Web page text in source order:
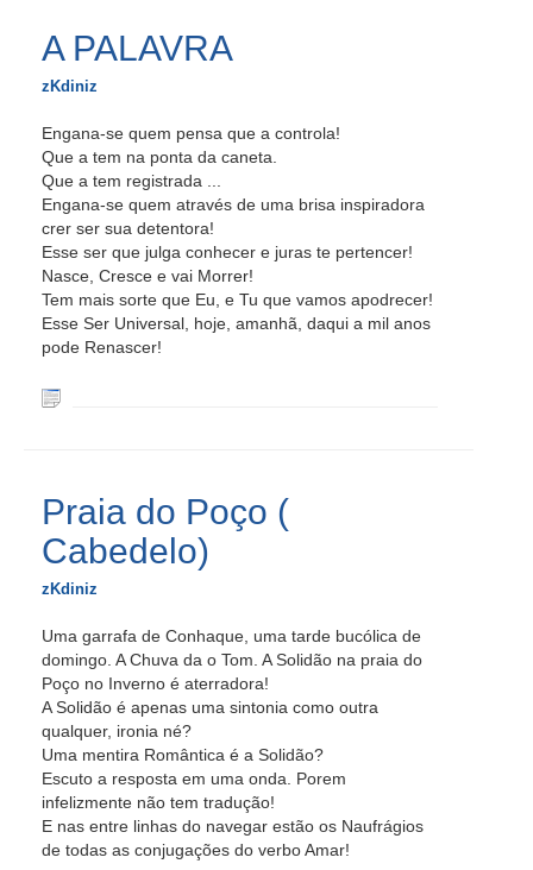
A PALAVRA
zKdiniz
Engana-se quem pensa que a controla!
Que a tem na ponta da caneta.
Que a tem registrada ...
Engana-se quem através de uma brisa inspiradora
crer ser sua detentora!
Esse ser que julga conhecer e juras te pertencer!
Nasce, Cresce e vai Morrer!
Tem mais sorte que Eu, e Tu que vamos apodrecer!
Esse Ser Universal, hoje, amanhã, daqui a mil anos
pode Renascer!
Praia do Poço (
Cabedelo)
zKdiniz
Uma garrafa de Conhaque, uma tarde bucólica de
domingo. A Chuva da o Tom. A Solidão na praia do
Poço no Inverno é aterradora!
A Solidão é apenas uma sintonia como outra
qualquer, ironia né?
Uma mentira Romântica é a Solidão?
Escuto a resposta em uma onda. Porem
infelizmente não tem tradução!
E nas entre linhas do navegar estão os Naufrágios
de todas as conjugações do verbo Amar!